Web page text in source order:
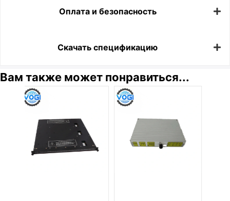
Оплата и безопасность
Скачать спецификацию
Вам также может понравиться...